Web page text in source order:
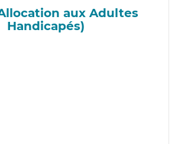
aux Adultes
Handicapés)